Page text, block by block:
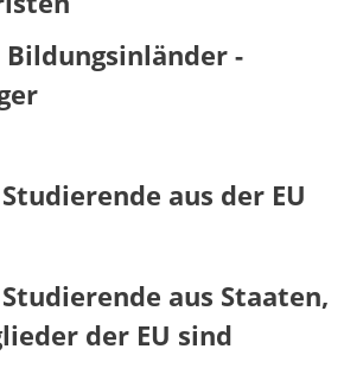
Bildungsinländer -
aus der EU
aus Staaten,
der EU sind